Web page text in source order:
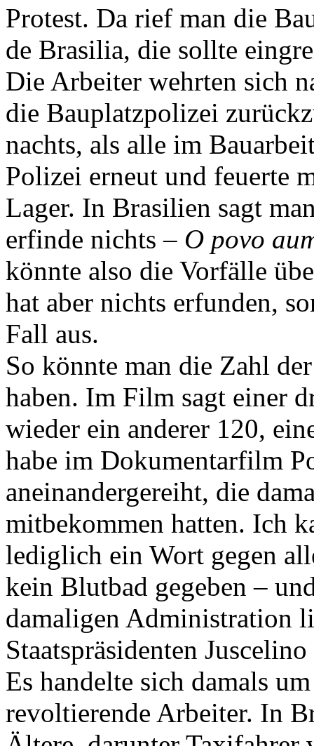
Protest. Da rief man die
de Brasilia, die sollte
Die Arbeiter wehrten sich
die Bauplatzpolizei
nachts, als alle im
Polizei erneut und feuerte
Lager. In Brasilien sagt
erfinde nichts– O povo
könnte also die Vorfälle
hat aber nichts erfunden,
Fall aus.
So könnte man die Zahl
haben. Im Film sagt einer
wieder ein anderer 120,
habe im Dokumentarfilm
aneinandergereiht, die
mitbekommen hatten. Ich
lediglich ein Wort gegen
kein Blutbad gegeben –
damaligen Administration
Staatspräsidenten
Es handelte sich damals
revoltierende Arbeiter. In